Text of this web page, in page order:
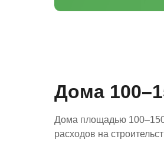
Дома площадью
расходов на
Дома